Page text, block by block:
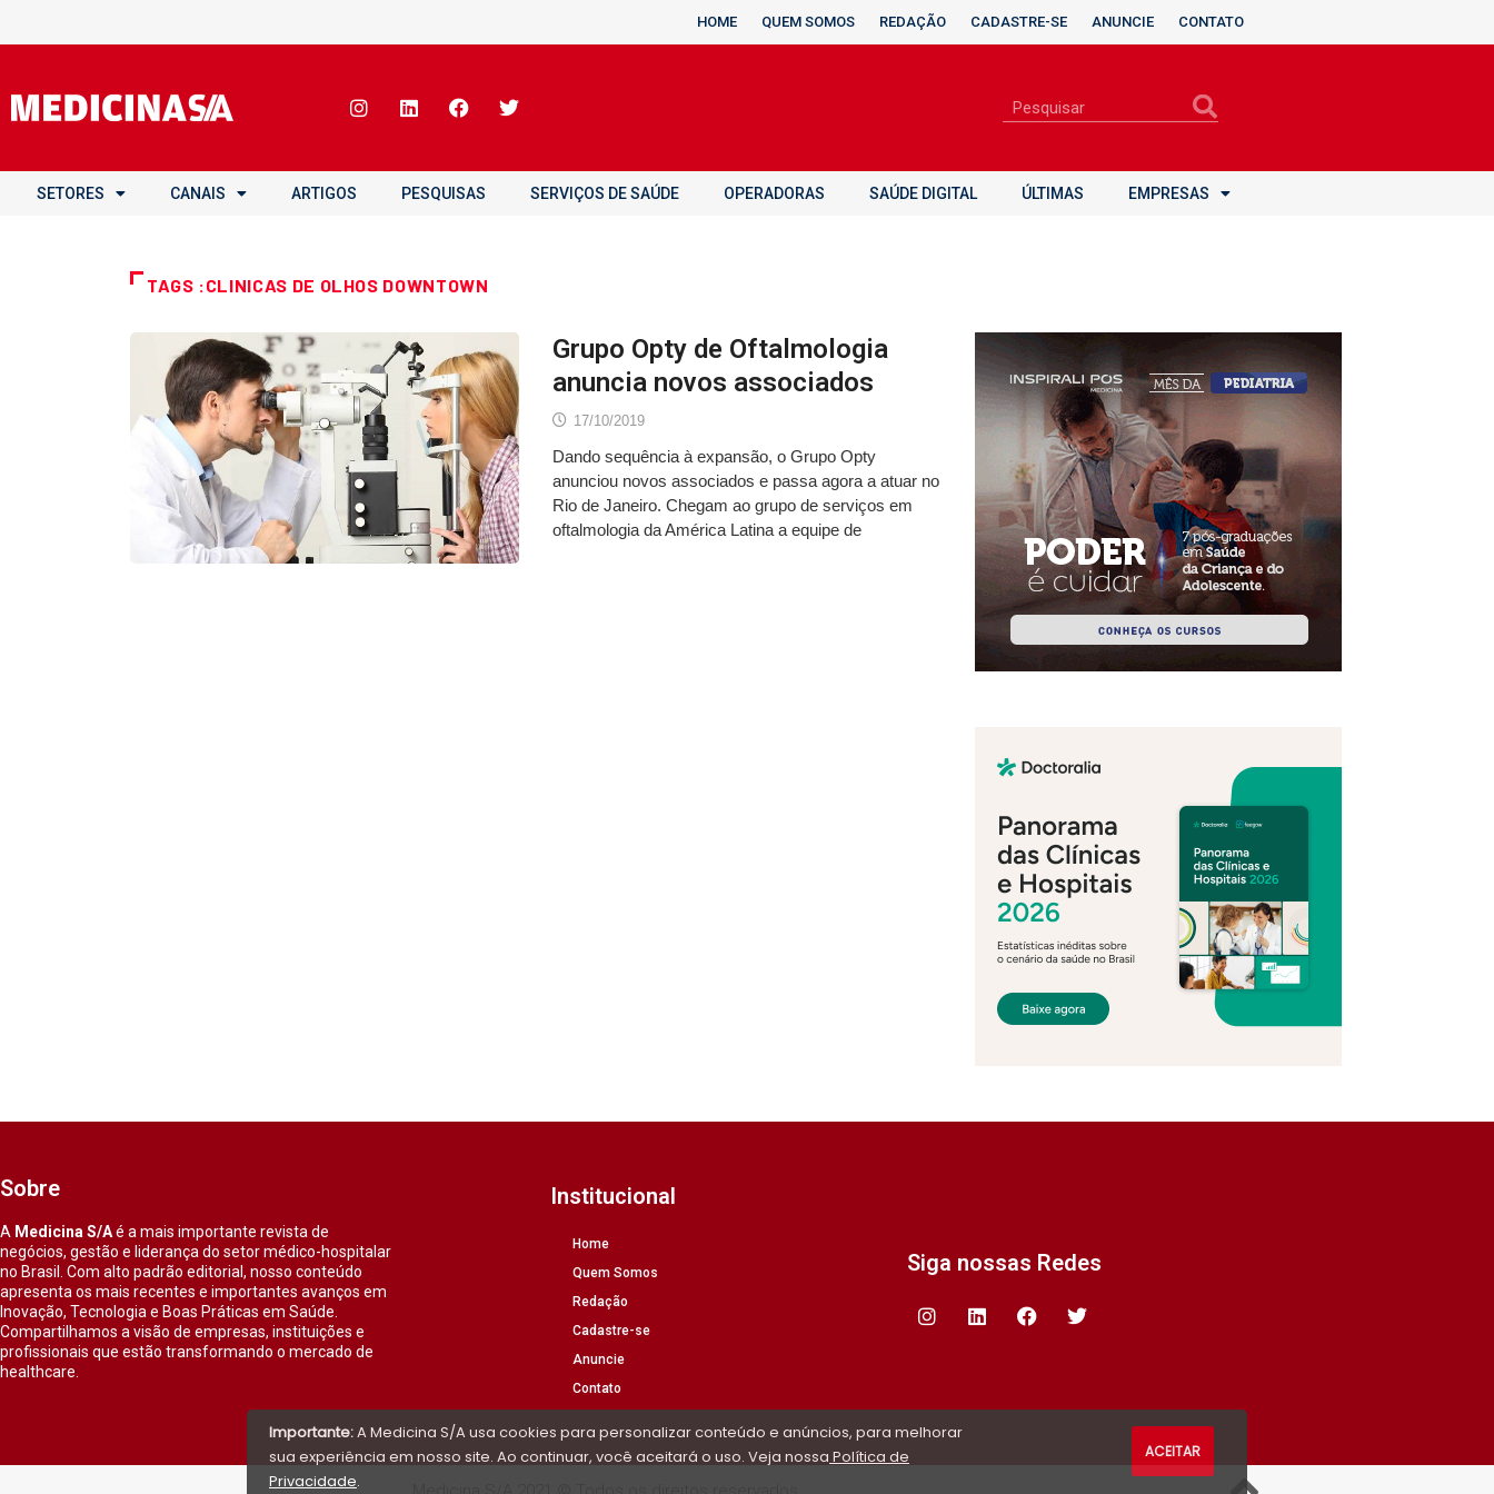
HOME QUEM SOMOS REDAÇÃO CADASTRE-SE ANUNCIE CONTATO
SETORES CANAIS ARTIGOS PESQUISAS SERVIÇOS DE SAÚDE OPERADORAS SAÚDE DIGITAL ÚLTIMAS EMPRESAS
TAGS :CLINICAS DE OLHOS DOWNTOWN
Grupo Opty de Oftalmologia
anuncia novos associados
17/10/2019
Dando sequência à expansão, o Grupo Opty
anunciou novos associados e passa agora a atuar no
Rio de Janeiro. Chegam ao grupo de serviços em
oftalmologia da América Latina a equipe de
Sobre
A Medicina S/Aé a mais importante revista de
negócios, gestão e liderança do setor médico-hospitalar
no Brasil. Com alto padrão editorial, nosso conteúdo
apresenta os mais recentes e importantes avanços em
Inovação, Tecnologia e Boas Práticas em Saúde.
Compartilhamos a visão de empresas, instituições e
profissionais que estão transformando o mercado de
healthcare.
Institucional
Home
Quem Somos
Redação
Cadastre-se
Anuncie
Contato
Siga nossas Redes
Importante:A Medicina S/A usa cookies para personalizar conteúdo e anúncios, para melhorar
sua experiência em nosso site. Ao continuar, você aceitará o uso. Veja nossa Política de
Privacidade.
ACEITAR